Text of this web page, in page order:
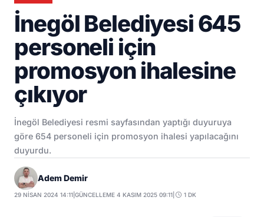
İnegöl Belediyesi 645
personeli için
promosyon ihalesine
çıkıyor
İnegöl Belediyesi resmi sayfasından yaptığı duyuruya
göre 654 personeli için promosyon ihalesi yapılacağını
duyurdu.
Adem Demir
29 NISAN 2024 14:11 |GÜNCELLEME 4 KASIM 2025 09:11 1 DK